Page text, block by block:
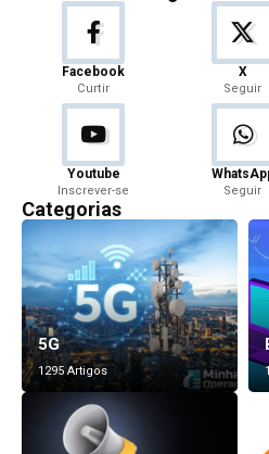
Facebook
Curtir
X
Seguir
Youtube
Inscrever-se Seguir
Categorias
5G
1295 Artigos